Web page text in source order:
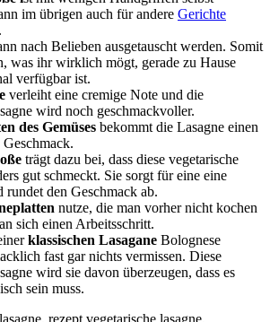
im übrigen auch für andere Gerichte
nach Belieben ausgetauscht werden. Somit
was ihr wirklich mögt, gerade zu Hause
verfügbar ist.
verleiht eine cremige Note und die
wird noch geschmackvoller.
des Gemüses bekommt die Lasagne einen
trägt dazu bei, dass diese vegetarische
gut schmeckt. Sie sorgt für eine eine
rundet den Geschmack ab.
nutze, die man vorher nicht kochen
sich einen Arbeitsschritt.
klassischen Lasagane Bolognese
fast gar nichts vermissen. Diese
wird sie davon überzeugen, dass es
sein muss.